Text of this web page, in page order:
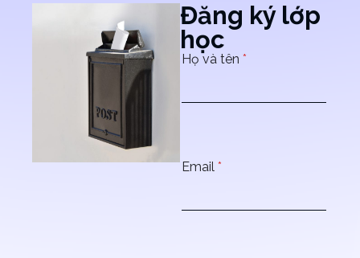
Đăng ký lớp
học
Họ và tên *
Email *